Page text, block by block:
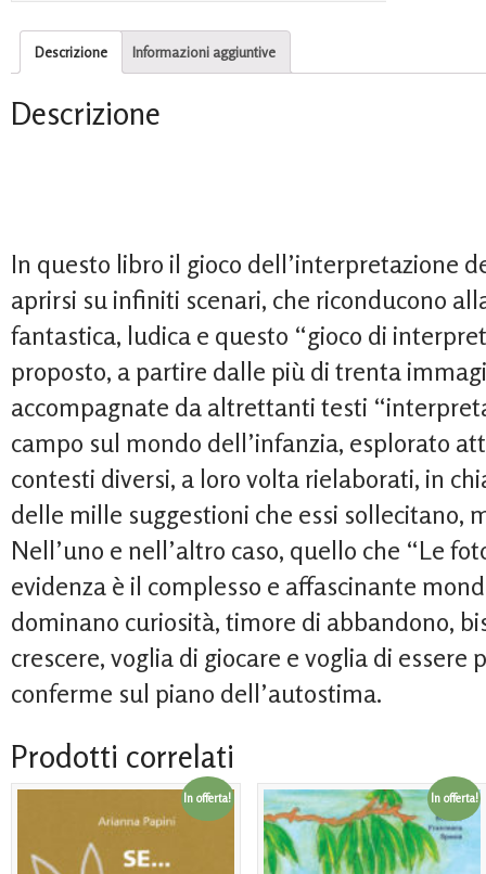
Descrizione Informazioni aggiuntive
Descrizione
In questo libro il gioco dell’interpretazione
aprirsi su infiniti scenari, che riconducono
fantastica, ludica e questo “gioco di
proposto, a partire dalle più di trenta
accompagnate da altrettanti testi
campo sul mondo dell’infanzia, esplorato
contesti diversi, a loro volta rielaborati, in
delle mille suggestioni che essi sollecitano,
Nell’uno e nell’altro caso, quello che “Le
evidenza è il complesso e affascinante
dominano curiosità, timore di abbandono,
crescere, voglia di giocare e voglia di essere
conferme sul piano dell’autostima.
Prodotti correlati
In offerta! In offerta!